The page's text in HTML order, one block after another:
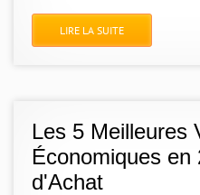
LIRE LA SUITE
Les 5 Meilleures
Économiques en
d'Achat